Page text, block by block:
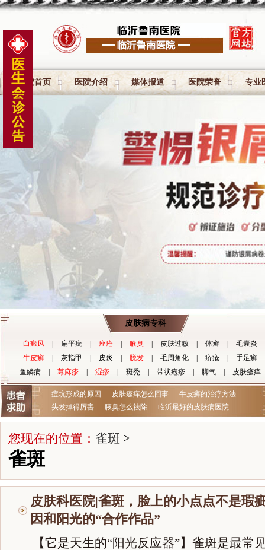
医院首页 医院介绍 媒体报道 医院荣誉 专业
皮肤病专科
白癜风 扁平疣 痤疮 腋臭 皮肤过敏 体癣
毛囊炎
牛皮癣
灰指甲 皮炎 脱发 毛周角化 疥疮
手足癣
鱼鳞病
荨麻疹 湿疹 斑秃 带状疱疹 脚气 皮肤瘙痒
痘坑形成的原因 皮肤瘙痒怎么回事
牛皮癣的治疗方法
头发掉得厉害
腋臭怎么祛除 临沂最好的皮肤病医院
您现在的位置： 雀斑 >
雀斑
皮肤科医院|雀斑，脸上的小点点不是瑕
因和阳光的“合作作品”
【它是天生的“阳光反应器”】雀斑是最常